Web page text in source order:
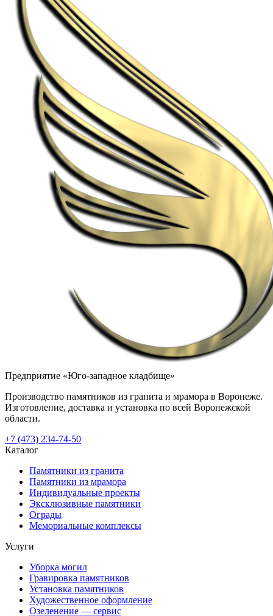
Предприятие «Юго-западное кладбище»
Производство памятников из гранита и мрамора в Воронеже.
Изготовление, доставка и установка по всей Воронежской
области.
+7 (473) 234-74-50
Каталог
Памятники из гранита
Памятники из мрамора
Индивидуальные проекты
Эксклюзивные памятники
Ограды
Мемориальные комплексы
Услуги
Уборка могил
Гравировка памятников
Установка памятников
Художественное оформление
Озеленение — сервис